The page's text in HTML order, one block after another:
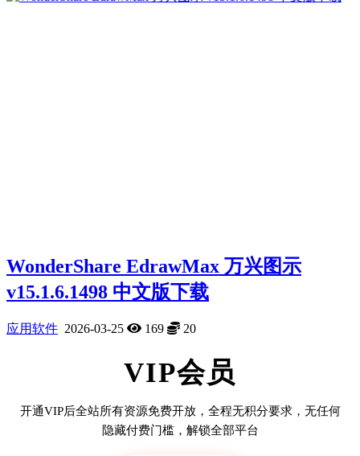
WonderShare EdrawMax ‎万兴图示
v15.1.6.1498 中文版下载
应用软件 2026-03-25 169 20
VIP会员
开通VIP后全站所有资源免费开放，全程无积分要求，无任何
隐藏付费门槛，解锁全部平台